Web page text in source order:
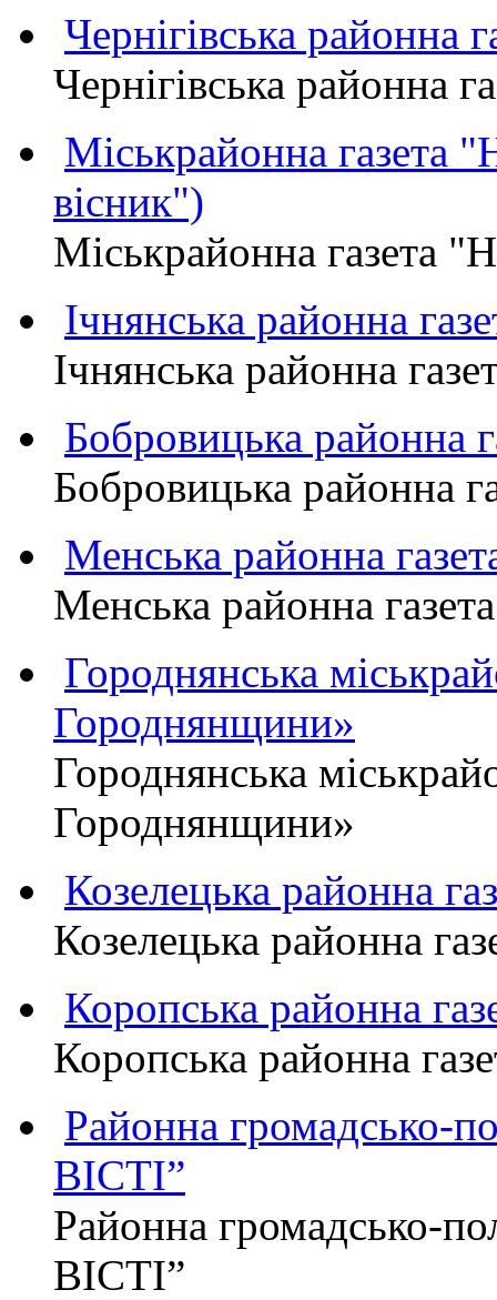
Чернігівська
Чернігівська
Міськрайонна
вісник")
Міськрайонна газета
Ічнянська районна
Ічнянська районна
Бобровицька
Бобровицька
Менська районна
Менська районна
Городнянська
Городнянщини»
Городнянська
Городнянщини»
Козелецька районна
Козелецька районна
Коропська районна
Коропська районна
Районна громадсько-
ВІСТІ”
Районна громадсько-
ВІСТІ”